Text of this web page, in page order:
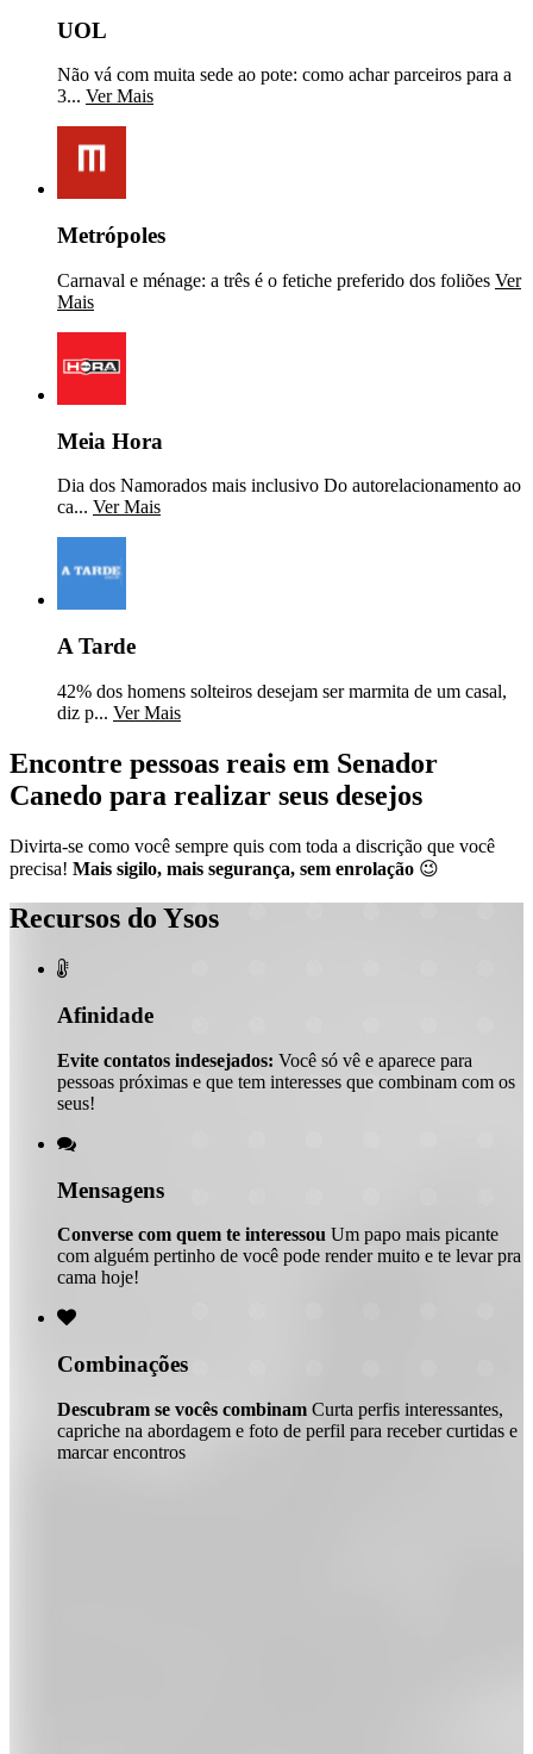
UOL
Não vá com muita sede ao pote: como achar parceiros para a
3... Ver Mais
Metrópoles
Carnaval e ménage: a três é o fetiche preferido dos foliões Ver
Mais
Meia Hora
Dia dos Namorados mais inclusivo Do autorelacionamento ao
ca... Ver Mais
A Tarde
42% dos homens solteiros desejam ser marmita de um casal,
diz p... Ver Mais
Encontre pessoas reais em Senador
Canedo para realizar seus desejos
Divirta-se como você sempre quis com toda a discrição que você
precisa! Mais sigilo, mais segurança, sem enrolação 😉
Recursos do Ysos

Afinidade
Evite contatos indesejados: Você só vê e aparece para
pessoas próximas e que tem interesses que combinam com os
seus!

Mensagens
Converse com quem te interessou Um papo mais picante
com alguém pertinho de você pode render muito e te levar pra
cama hoje!

Combinações
Descubram se vocês combinam Curta perfis interessantes,
capriche na abordagem e foto de perfil para receber curtidas e
marcar encontros